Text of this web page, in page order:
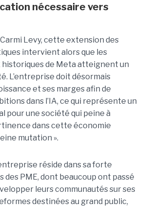
nécessaire vers
Levy, cette extension des
intervient alors que les
historiques de Meta atteignent un
L’entreprise doit désormais
et ses marges afin de
dans l’IA, ce qui représente un
pour une société qui peine à
dans cette économie
mutation ».
réside dans sa forte
des PME, dont beaucoup ont passé
leurs communautés sur ses
destinées au grand public,